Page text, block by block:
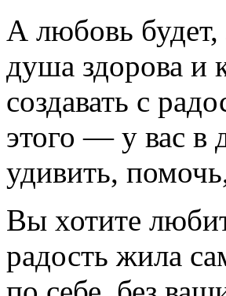
А любовь будет,
душа здорова и
создавать с
этого — у вас в
удивить,
Вы хотите
радость жила